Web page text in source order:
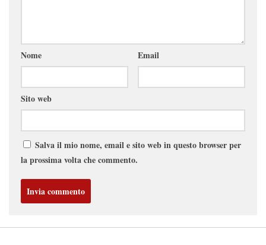
Nome Email
Sito web
Salva il mio nome, email e sito web in questo browser per
la prossima volta che commento.